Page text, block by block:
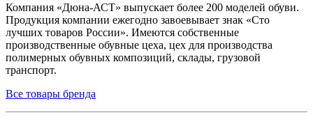
Компания «Дюна-АСТ» выпускает более 200 моделей обуви.
Продукция компании ежегодно завоевывает знак «Сто
лучших товаров России». Имеются собственные
производственные обувные цеха, цех для производства
полимерных обувных композиций, склады, грузовой
транспорт.
Все товары бренда